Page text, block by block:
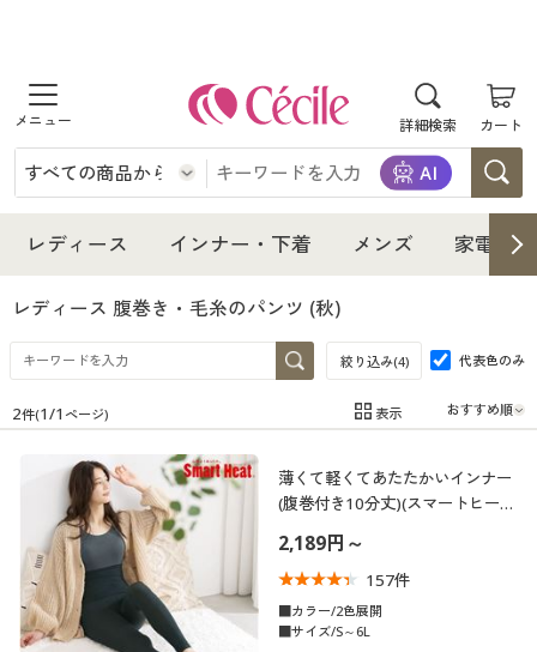
詳細検索 カート
商品を探す
レディース
レディースファッション
女性下着
インナー・下着
インナー・下着通販すべて
女性下着
メンズ下着
ジュニア・ティーンズ下着
メンズ
メンズ通販すべて
メンズファッション
メンズ下着
家電・雑貨
家電・雑貨すべて
キッチン・雑貨・日用品
寝具・インテリア・家具
寝具・インテリア・家具通販すべて
家具・収納
寝具・ベッド
美容・健康
美容・健康通販すべて
美容・健康・サプリメント
制服・スクール
制服・スクールすべて
大きいサイズ
レディース インナー・下着 メンズ 家電・
レディース 腹巻き・毛糸のパンツ (秋)
絞り込み(4) 代表色のみ
在庫 在庫のある商品のみ表示
カテゴリ
2件(1/1 ページ) 表示
薄くて軽くてあたたかいインナー
(腹巻付き10分丈)(スマートヒート
2,189円～
157件
■カラー/2色展開
■サイズ/S～6L